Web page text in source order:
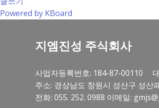
Powered by KBoard
지엠진성 주식회사
사업자등록번호: 184-87-00110
주소: 경상남도 창원시 성산구 성산
전화: 055. 252. 0988 이메일: